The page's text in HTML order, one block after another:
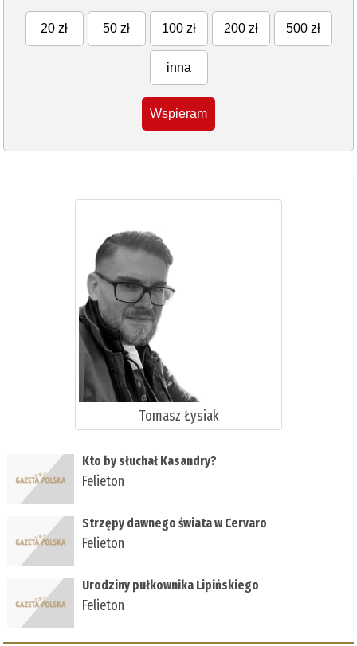
20 zł 50 zł 100 zł 200 zł 500 zł
inna
Wspieram
Tomasz Łysiak
Kto by słuchał Kasandry?
Felieton
Strzępy dawnego świata w Cervaro
Felieton
Urodziny pułkownika Lipińskiego
Felieton